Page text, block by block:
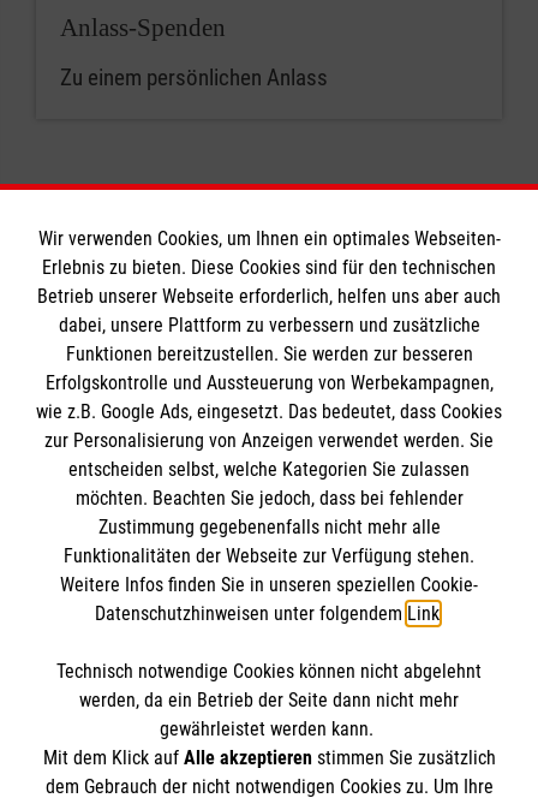
Anlass-Spenden
Zu einem persönlichen Anlass
Informationen
Impressum
Datenschutz
Barrierefreiheit
Kontakt
Die Malteser
Malteser in Deutschland
Malteserorden
Sharepoint
Spendenkonto
Bank: Pax-Bank
IBAN: DE26 3706 0120 1201 2091 33
BIC: GENODED1PA7
So finden Sie uns
Ebertstr. 2
Wir verwenden Cookies, um Ihnen ein optimales Webseiten-
Erlebnis zu bieten. Diese Cookies sind für den technischen
Betrieb unserer Webseite erforderlich, helfen uns aber auch
dabei, unsere Plattform zu verbessern und zusätzliche
Funktionen bereitzustellen. Sie werden zur besseren
Erfolgskontrolle und Aussteuerung von Werbekampagnen,
wie z.B. Google Ads, eingesetzt. Das bedeutet, dass Cookies
zur Personalisierung von Anzeigen verwendet werden. Sie
entscheiden selbst, welche Kategorien Sie zulassen
möchten. Beachten Sie jedoch, dass bei fehlender
Zustimmung gegebenenfalls nicht mehr alle
Funktionalitäten der Webseite zur Verfügung stehen.
Weitere Infos finden Sie in unseren speziellen Cookie-
Datenschutzhinweisen unter folgendem Link.
Technisch notwendige Cookies können nicht abgelehnt
werden, da ein Betrieb der Seite dann nicht mehr
gewährleistet werden kann.
Mit dem Klick auf Alle akzeptierenstimmen Sie zusätzlich
dem Gebrauch der nicht notwendigen Cookies zu. Um Ihre